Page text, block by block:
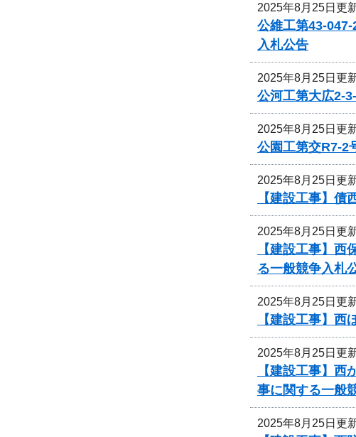
2025年8月25日更
公維工第43-
入札公告
2025年8月25日更
公河工第大広2-
2025年8月25日更
公園工第交R7-
2025年8月25日更
【建設工事】
2025年8月25日更
【建設工事】
る一般競争入札
2025年8月25日更
【建設工事】
2025年8月25日更
【建設工事】
事に関する一般
2025年8月25日更